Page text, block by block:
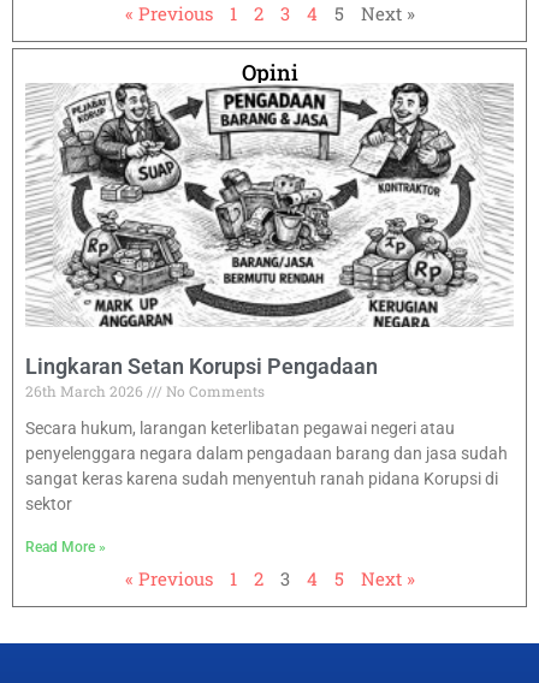
« Previous 1 2 3 4 5 Next »
Opini
Lingkaran Setan Korupsi Pengadaan
26th March 2026
No Comments
Secara hukum, larangan keterlibatan pegawai negeri atau
penyelenggara negara dalam pengadaan barang dan jasa sudah
sangat keras karena sudah menyentuh ranah pidana Korupsi di
sektor
Read More »
« Previous 1 2 3 4 5 Next »